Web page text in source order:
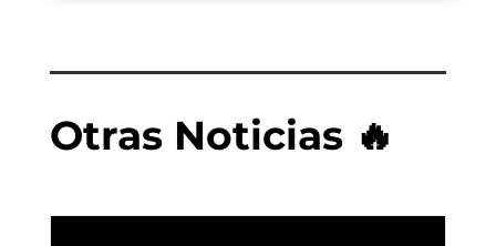
Otras Noticias 🔥